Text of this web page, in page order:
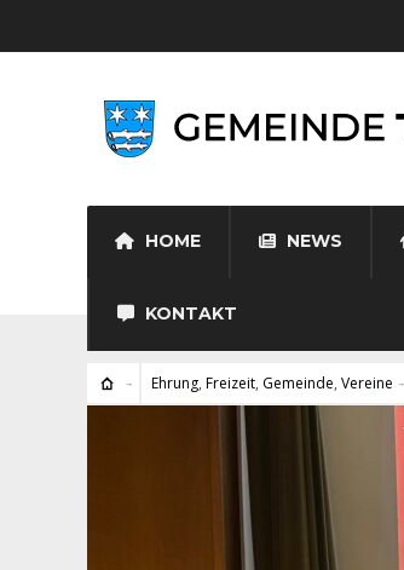
HOME NEWS
KONTAKT
Ehrung, Freizeit, Gemeinde, Vereine